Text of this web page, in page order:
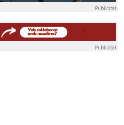
Publicitat
Publicitat